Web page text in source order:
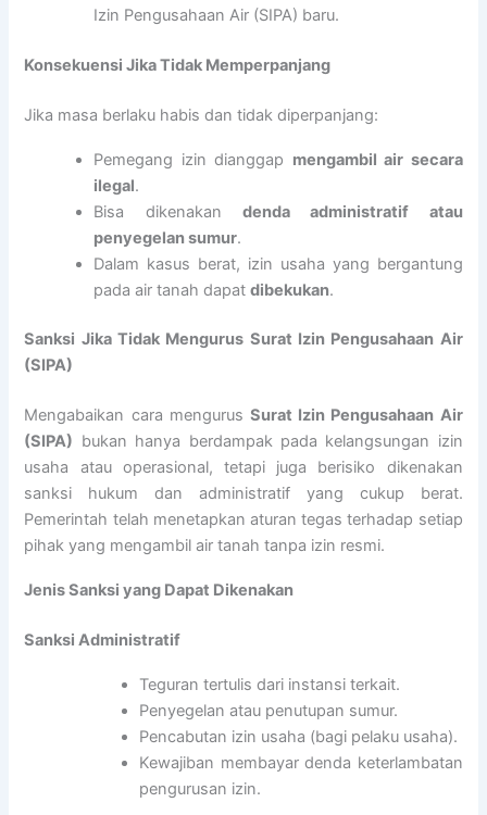
Izin Pengusahaan Air (SIPA) baru.
Konsekuensi Jika Tidak Memperpanjang
Jika masa berlaku habis dan tidak diperpanjang:
Pemegang izin dianggap mengambil air secara
ilegal.
Bisa dikenakan denda administratif atau
penyegelan sumur.
Dalam kasus berat, izin usaha yang bergantung
pada air tanah dapatdibekukan.
Sanksi Jika Tidak Mengurus Surat Izin Pengusahaan Air
(SIPA)
Mengabaikan cara mengurus Surat Izin Pengusahaan Air
(SIPA) bukan hanya berdampak pada kelangsungan izin
usaha atau operasional, tetapi juga berisiko dikenakan
sanksi hukum dan administratif yang cukup berat.
Pemerintah telah menetapkan aturan tegas terhadap setiap
pihak yang mengambil air tanah tanpa izin resmi.
Jenis Sanksi yang Dapat Dikenakan
Sanksi Administratif
Teguran tertulis dari instansi terkait.
Penyegelan atau penutupan sumur.
Pencabutan izin usaha (bagi pelaku usaha).
Kewajiban membayar denda keterlambatan
pengurusan izin.